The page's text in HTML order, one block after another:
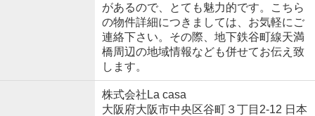
があるので、とても魅力的です。こちら
の物件詳細につきましては、お気軽にご
連絡下さい。その際、地下鉄谷町線天満
橋周辺の地域情報なども併せてお伝え致
します。
株式会社La casa
大阪府大阪市中央区谷町３丁目2-12 日本